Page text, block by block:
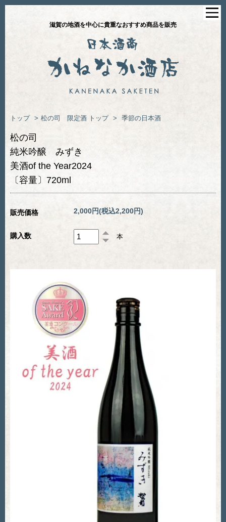
滋賀の地酒を中心に貴重なおすすめ商品を販売
トップ > 松の司 限定酒 トップ > 季節の日本酒
松の司
純米吟醸 みずき
美酒of the Year2024
〔容量〕720ml
販売価格 2,000円(税込2,200円)
購入数 本